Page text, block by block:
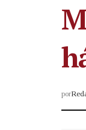
por